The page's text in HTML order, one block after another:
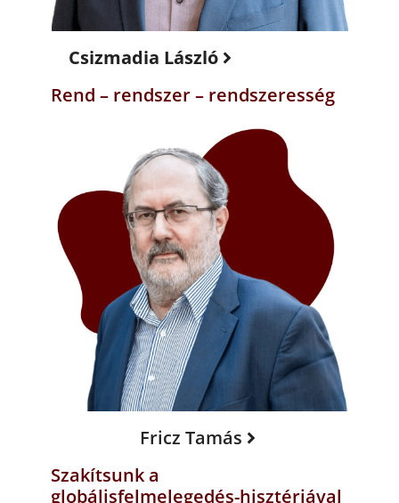
Csizmadia László
Rend – rendszer – rendszeresség
Fricz Tamás
Szakítsunk a
globálisfelmelegedés-hisztériával